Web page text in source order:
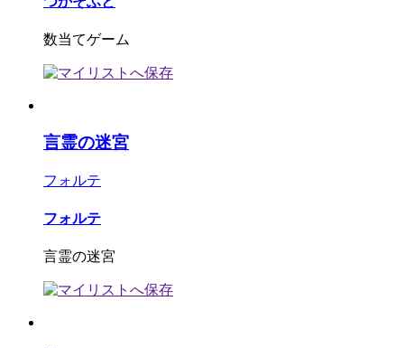
数当てゲーム
言霊の迷宮
フォルテ
フォルテ
言霊の迷宮